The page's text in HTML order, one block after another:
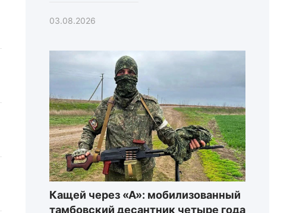
03.08.2026
Кащей через «А»: мобилизованный
тамбовский десантник четыре года